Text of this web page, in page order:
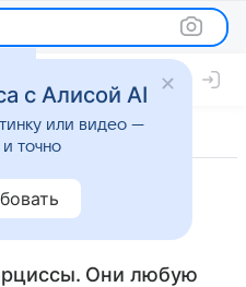
Они любую
с Алисой AI
или видео —
точно